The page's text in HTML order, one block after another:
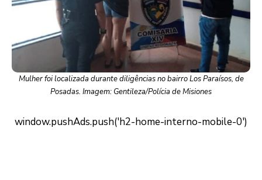
Mulher foi localizada durante diligências no bairro Los Paraísos, de
Posadas. Imagem: Gentileza/Polícia de Misiones